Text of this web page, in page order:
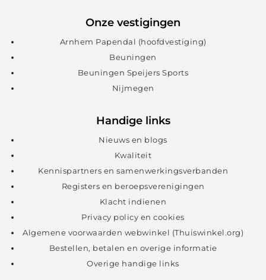
Onze vestigingen
Arnhem Papendal (hoofdvestiging)
Beuningen
Beuningen Speijers Sports
Nijmegen
Handige links
Nieuws en blogs
Kwaliteit
Kennispartners en samenwerkingsverbanden
Registers en beroepsverenigingen
Klacht indienen
Privacy policy en cookies
Algemene voorwaarden webwinkel (Thuiswinkel.org)
Bestellen, betalen en overige informatie
Overige handige links